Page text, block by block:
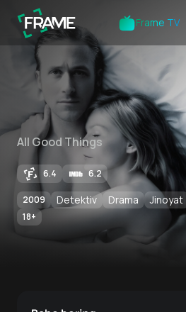
Frame TV
All Good Things
6.4 6.2
2009 Detektiv Drama Jinoyat
18+